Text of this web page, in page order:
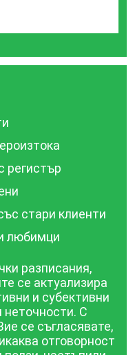
регистър
стари клиенти
любимци
разписания,
се актуализира
и субективни
С
се съгласявате,
отговорност